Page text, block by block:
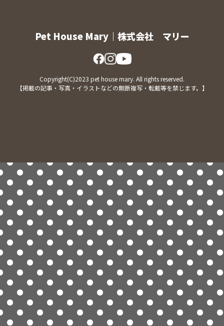
Pet House Mary｜株式会社 マリー
Copyright(C)2023 pet house mary. All rights reserved.
【掲載の記事・写真・イラストなどの無断複写・転載等を禁じます。】